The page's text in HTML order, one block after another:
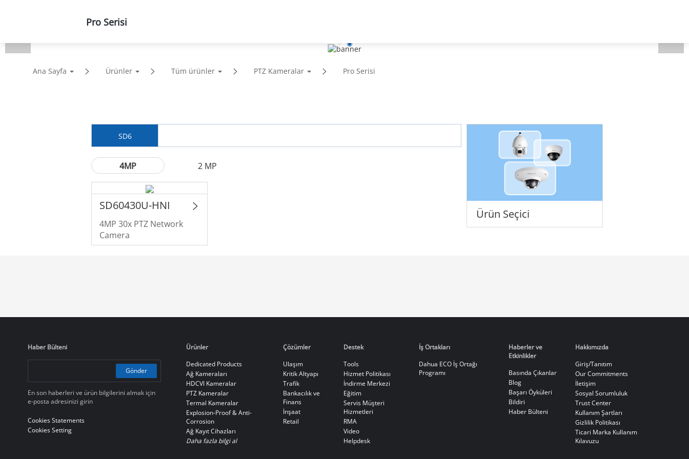
Ürünler
Ana Sayfa Ürünler Tüm ürünler PTZ Kameralar Pro Serisi
Pro Serisi
Ürün Seçici
SD6
4MP 2 MP
SD60430U-HNI
4MP 30x PTZ Network
Camera
Haber Bülteni
Gönder
En son haberleri ve ürün bilgilerini almak için
e-posta adresinizi girin
Cookies Statements
Cookies Setting
Ürünler
Dedicated Products
Ağ Kameraları
HDCVI Kameralar
PTZ Kameralar
Termal Kameralar
Explosion-Proof & Anti-
Corrosion
Ağ Kayıt Cihazları
Daha fazla bilgi al
Çözümler
Ulaşım
Kritik Altyapı
Trafik
Bankacılık ve
Finans
İnşaat
Retail
Destek
Tools
Hizmet Politikası
İndirme Merkezi
Eğitim
Servis Müşteri
Hizmetleri
RMA
Video
Helpdesk
İş Ortakları
Dahua ECO İş Ortağı
Programı
Haberler ve
Etkinlikler
Basında Çıkanlar
Blog
Başarı Öyküleri
Bildiri
Haber Bülteni
Hakkımızda
Giriş/Tanıtım
Our Commitments
İletişim
Sosyal Sorumluluk
Trust Center
Kullanım Şartları
Gizlilik Politikası
Ticari Marka Kullanım
Kılavuzu